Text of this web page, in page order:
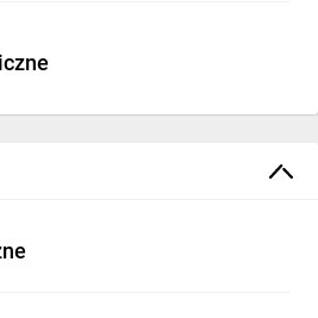
elektromechaniczny; seria 34.
niespolaryzowany.